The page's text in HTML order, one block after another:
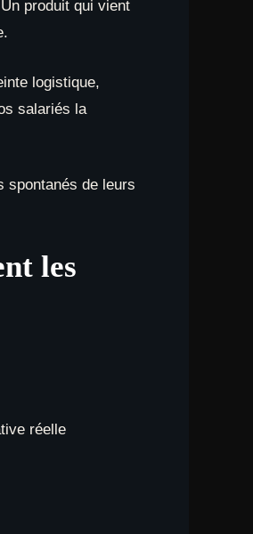
produit qui vient
logistique,
salariés la
spontanés de leurs
les
réelle